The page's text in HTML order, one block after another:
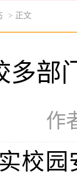
> 正文
多部
作
校